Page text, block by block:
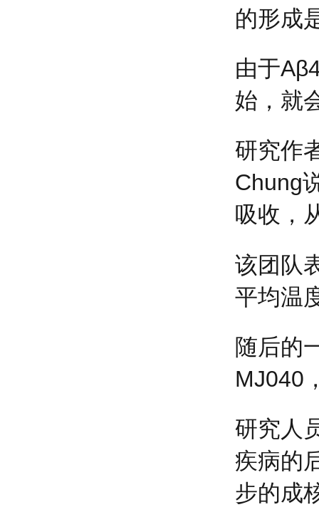
的形成
由于
始，就
研究作
Chung
吸收，
该团队
平均温
随后的
MJ040
研究人
疾病的
步的成